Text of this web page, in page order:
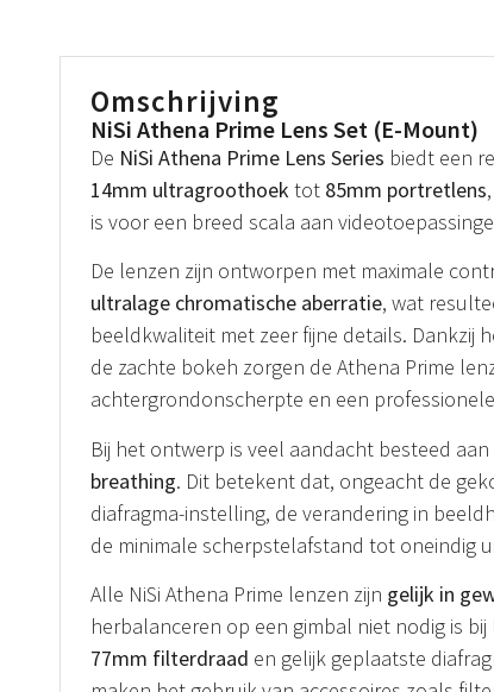
Omschrijving
NiSi Athena Prime Lens Set (E-Mount)
De NiSi Athena Prime Lens Series biedt een
14mm ultragroothoek tot 85mm portretlens
is voor een breed scala aan
De lenzen zijn ontworpen met maximale
ultralage chromatische aberratie, wat
beeldkwaliteit met zeer fijne details. Dankzij
de zachte bokeh zorgen de Athena Prime
achtergrondonscherpte en een
Bij het ontwerp is veel aandacht besteed
breathing. Dit betekent dat, ongeacht de
diafragma-instelling, de verandering in
de minimale scherpstelafstand tot oneindig
Alle NiSi Athena Prime lenzen zijn gelijk in
herbalanceren op een gimbal niet nodig is
77mm filterdraad en gelijk geplaatste